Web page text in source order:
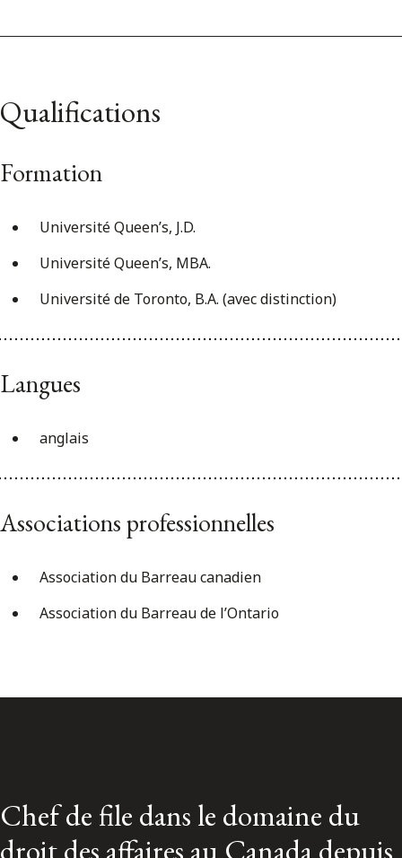
Qualifications
Formation
Université Queen’s, J.D.
Université Queen’s, MBA.
Université de Toronto, B.A. (avec distinction)
Langues
anglais
Associations professionnelles
Association du Barreau canadien
Association du Barreau de l’Ontario
Chef de file dans le domaine du
droit des affaires au Canada depuis